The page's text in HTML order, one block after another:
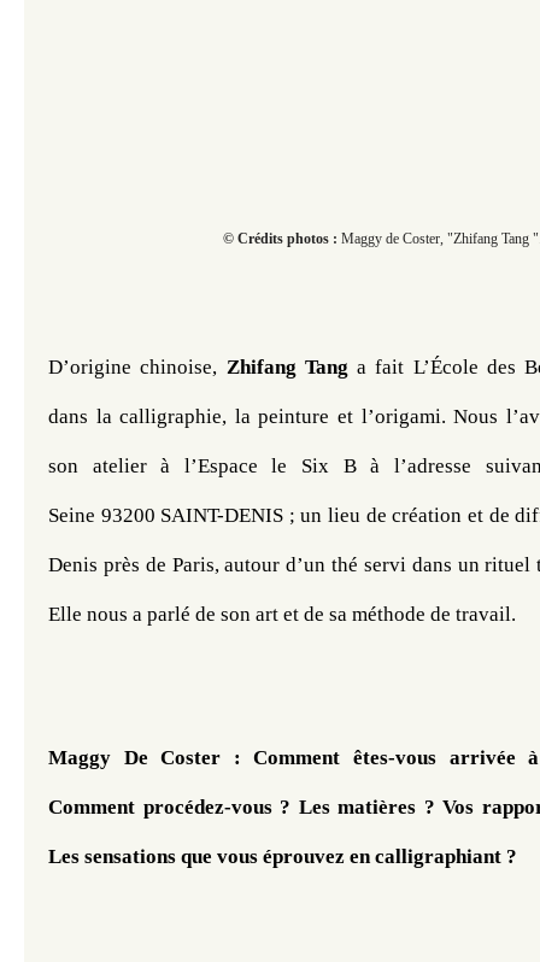
© Crédits photos : Maggy de Coster, "Zhifang Tang
D’origine chinoise, Zhifang Tang a fait L’École des
dans la calligraphie, la peinture et l’origami. Nous
son atelier à l’Espace le Six B à l’adresse
Seine 93200 SAINT-DENIS ; un lieu de création et de
Denis près de Paris, autour d’un thé servi dans un
Elle nous a parlé de son art et de sa méthode de travail.
Maggy De Coster : Comment êtes-vous arrivée
Comment procédez-vous ? Les matières ? Vos
Les sensations que vous éprouvez en calligraphiant ?